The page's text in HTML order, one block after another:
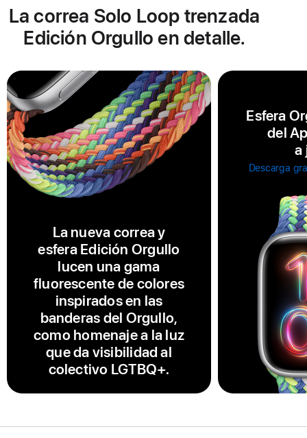
La correa Solo Loop trenzada
Edición Orgullo en detalle.
La nueva correa y
esfera Edición Orgullo
lucen una gama
fluorescente de colores
inspirados en las
banderas del Orgullo,
como homenaje a la luz
que da visibilidad al
colectivo LGTBQ+.
Esfera
del
a
Descarga